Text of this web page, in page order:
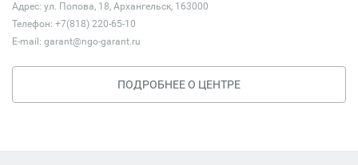
Адрес: ул. Попова, 18, Архангельск, 163000
Телефон: +7(818) 220-65-10
E-mail: garant@ngo-garant.ru
ПОДРОБНЕЕ О ЦЕНТРЕ